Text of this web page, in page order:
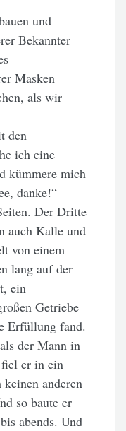
und
Bekannter
Masken
als wir
den
ich eine
kümmere mich
danke!“
Der Dritte
auch Kalle und
von einem
lang auf der
ein
Getriebe
Erfüllung fand.
der Mann in
er in ein
anderen
so baute er
abends. Und